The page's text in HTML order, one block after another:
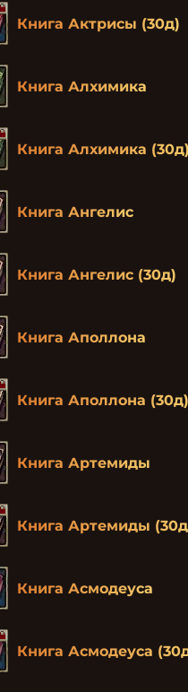
Книга Актрисы (30д)
Книга Алхимика
Книга Алхимика (30д)
Книга Ангелис
Книга Ангелис (30д)
Книга Аполлона
Книга Аполлона (30д)
Книга Артемиды
Книга Артемиды
Книга Асмодеуса
Книга Асмодеуса